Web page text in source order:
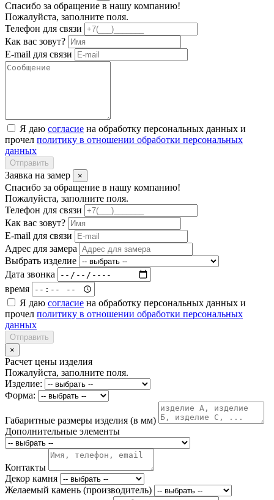
Спасибо за обращение в нашу компанию!
Пожалуйста, заполните поля.
Телефон для связи
Как вас зовут?
E-mail для связи
Я даю согласие на обработку персональных данных и
прочел политику в отношении обработки персональных
данных
Отправить
Заявка на замер ×
Спасибо за обращение в нашу компанию!
Пожалуйста, заполните поля.
Телефон для связи
Как вас зовут?
E-mail для связи
Адрес для замера
Выбрать изделие
Дата звонка
время
Я даю согласие на обработку персональных данных и
прочел политику в отношении обработки персональных
данных
Отправить
×
Расчет цены изделия
Пожалуйста, заполните поля.
Изделие:
Форма:
Габаритные размеры изделия (в мм)
Дополнительные элементы
Контакты
Декор камня
Желаемый камень (производитель)